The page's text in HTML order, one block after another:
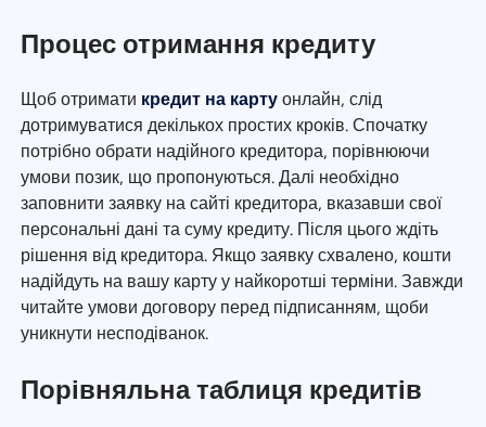
Процес отримання кредиту
Щоб отримати кредит на карту онлайн, слід
дотримуватися декількох простих кроків. Спочатку
потрібно обрати надійного кредитора, порівнюючи
умови позик, що пропонуються. Далі необхідно
заповнити заявку на сайті кредитора, вказавши свої
персональні дані та суму кредиту. Після цього ждіть
рішення від кредитора. Якщо заявку схвалено, кошти
надійдуть на вашу карту у найкоротші терміни. Завжди
читайте умови договору перед підписанням, щоби
уникнути несподіванок.
Порівняльна таблиця кредитів